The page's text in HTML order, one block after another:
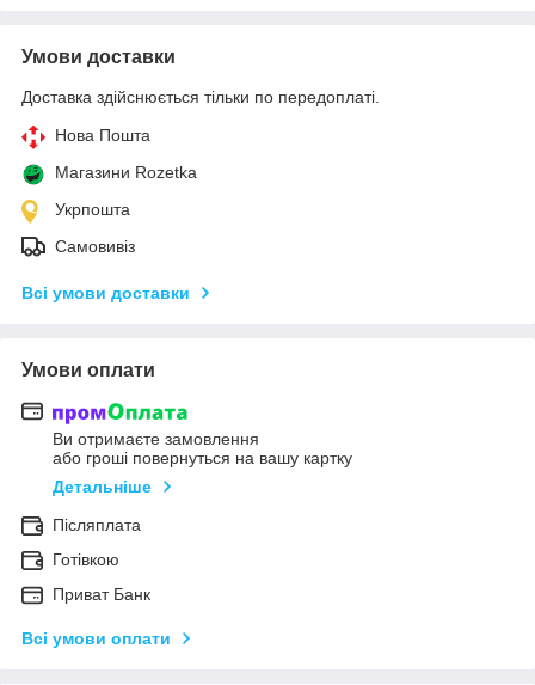
Умови доставки
Доставка здійснюється тільки по передоплаті.
Нова Пошта
Магазини Rozetka
Укрпошта
Самовивіз
Всі умови доставки
Умови оплати
Ви отримаєте замовлення
або гроші повернуться на вашу картку
Детальніше
Післяплата
Готівкою
Приват Банк
Всі умови оплати